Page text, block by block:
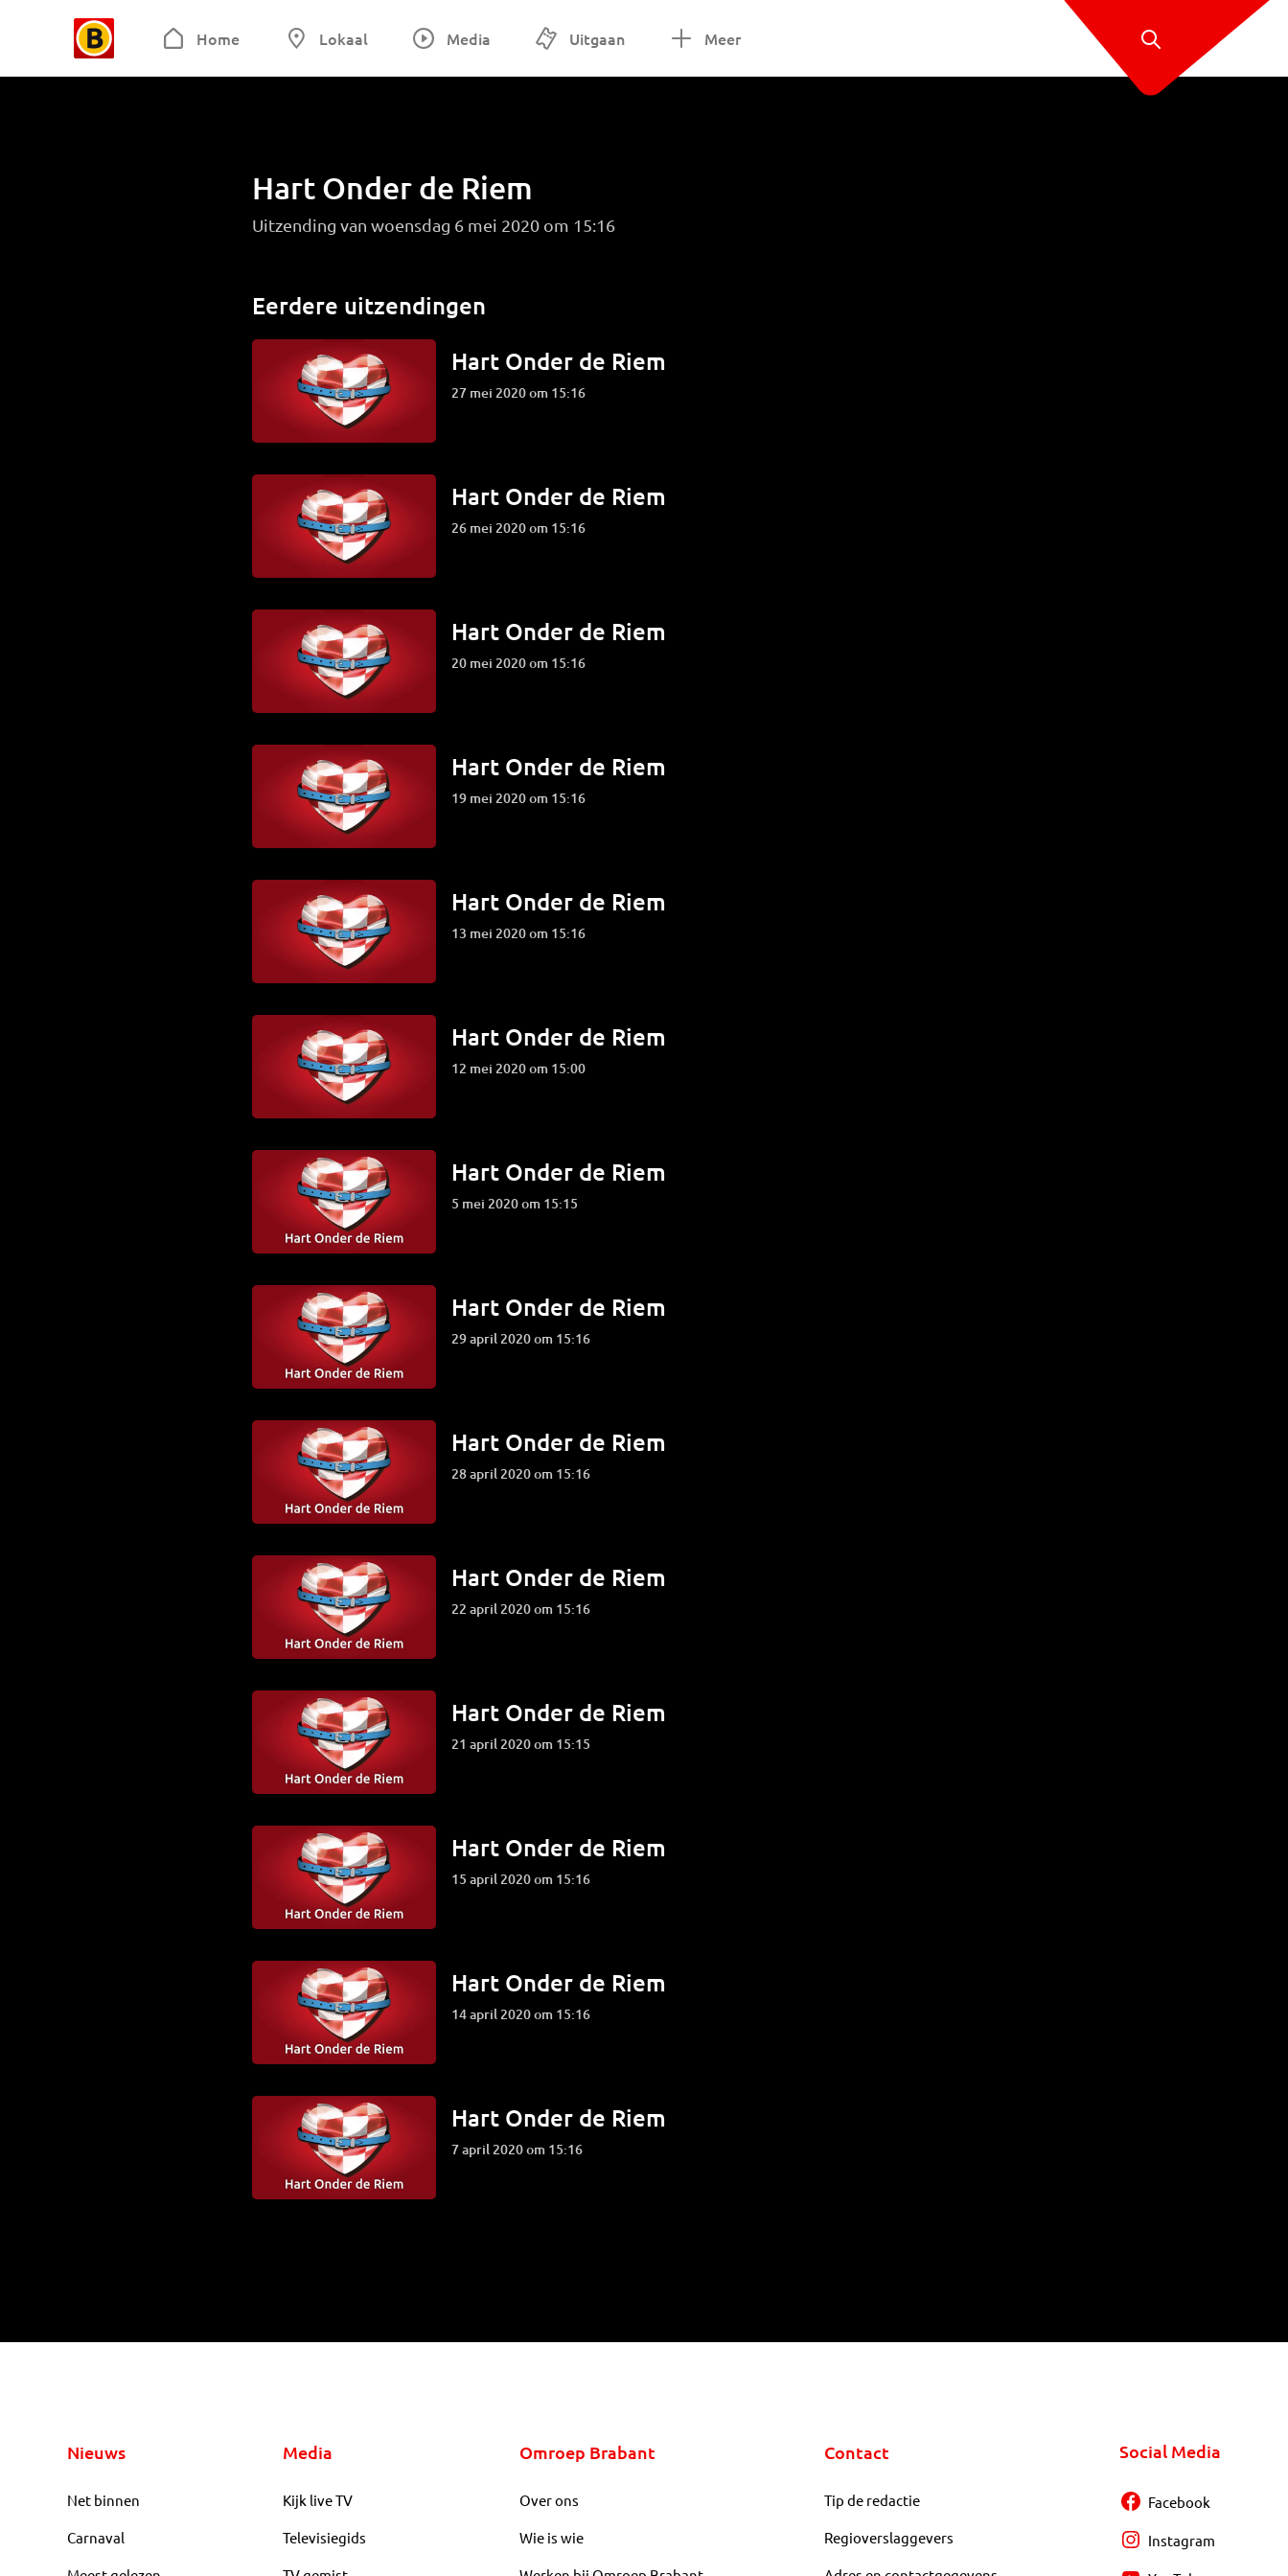
Home Lokaal Media Uitgaan Meer
Hart Onder de Riem
Uitzending van woensdag 6 mei 2020 om 15:16
Eerdere uitzendingen
Hart Onder de Riem
27 mei 2020 om 15:16
Hart Onder de Riem
26 mei 2020 om 15:16
Hart Onder de Riem
20 mei 2020 om 15:16
Hart Onder de Riem
19 mei 2020 om 15:16
Hart Onder de Riem
13 mei 2020 om 15:16
Hart Onder de Riem
12 mei 2020 om 15:00
Hart Onder de Riem
5 mei 2020 om 15:15
Hart Onder de Riem
29 april 2020 om 15:16
Hart Onder de Riem
28 april 2020 om 15:16
Hart Onder de Riem
22 april 2020 om 15:16
Hart Onder de Riem
21 april 2020 om 15:15
Hart Onder de Riem
15 april 2020 om 15:16
Hart Onder de Riem
14 april 2020 om 15:16
Hart Onder de Riem
7 april 2020 om 15:16
Nieuws
Net binnen
Carnaval
Media
Kijk live TV
Televisiegids
Omroep Brabant
Over ons
Wie is wie
Contact
Tip de redactie
Regioverslaggevers
Social Media
Facebook
Instagram